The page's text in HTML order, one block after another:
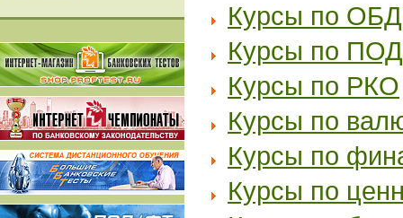
Курсы по ОБД
Курсы по
Курсы по РКО
Курсы по
Курсы по
Курсы по